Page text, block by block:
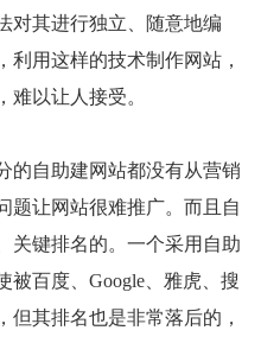
对其进行独立、随意地编
利用这样的技术制作网站，
难以让人接受。
的自助建网站都没有从营销
题让网站很难推广。而且自
关键排名的。一个采用自助
被百度、Google、雅虎、搜
但其排名也是非常落后的，